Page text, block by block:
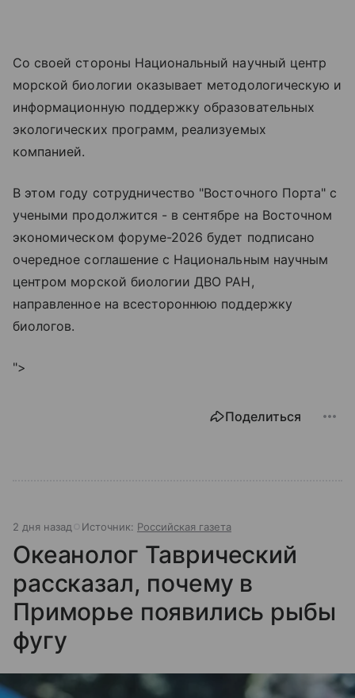
Со своей стороны Национальный научный центр
морской биологии оказывает методологическую и
информационную поддержку образовательных
экологических программ, реализуемых
компанией.
В этом году сотрудничество "Восточного Порта" с
учеными продолжится - в сентябре на Восточном
экономическом форуме-2026 будет подписано
очередное соглашение с Национальным научным
центром морской биологии ДВО РАН,
направленное на всестороннюю поддержку
биологов.
">
Поделиться
2 дня назад Источник: Российская газета
Океанолог Таврический
рассказал, почему в
Приморье появились рыбы
фугу